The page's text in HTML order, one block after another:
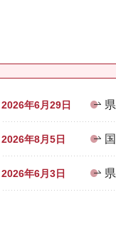
2026年6月29日
2026年8月5日
2026年6月3日